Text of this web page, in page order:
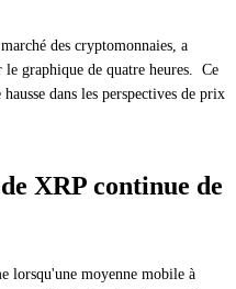
des cryptomonnaies, a
graphique de quatre heures. Ce
dans les perspectives de prix
XRP continue de
lorsqu'une moyenne mobile à